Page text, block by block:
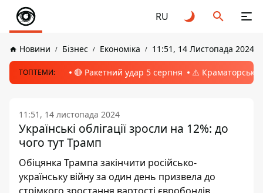
RU
Новини Бізнес Економіка 11:51, 14 Листопада 2024
ТОПТЕМИ: 🔴 Ракетний удар 5 серпня ⚠️ Краматорськ,
11:51, 14 листопада 2024
Українські облігації зросли на 12%: до
чого тут Трамп
Обіцянка Трампа закінчити російсько-
українську війну за один день призвела до